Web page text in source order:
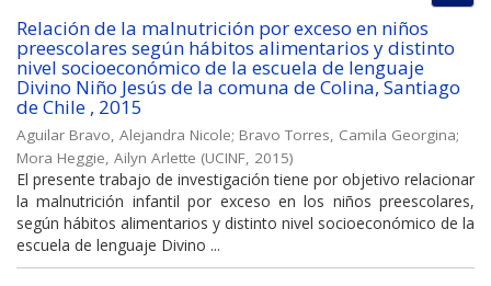
Relación de la malnutrición por exceso en niños
preescolares según hábitos alimentarios y distinto
nivel socioeconómico de la escuela de lenguaje
Divino Niño Jesús de la comuna de Colina, Santiago
de Chile , 2015
Aguilar Bravo, Alejandra Nicole; Bravo Torres, Camila Georgina;
Mora Heggie, Ailyn Arlette (UCINF, 2015)
El presente trabajo de investigación tiene por objetivo relacionar
la malnutrición infantil por exceso en los niños preescolares,
según hábitos alimentarios y distinto nivel socioeconómico de la
escuela de lenguaje Divino ...